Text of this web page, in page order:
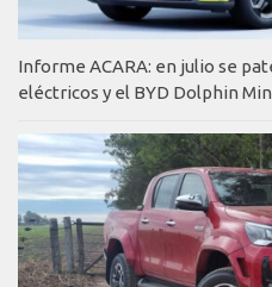
Informe ACARA: en julio se
eléctricos y el BYD Dolphin